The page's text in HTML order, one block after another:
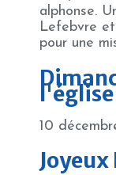
alphonse.
Lefebvre
pour une
10
Joyeux